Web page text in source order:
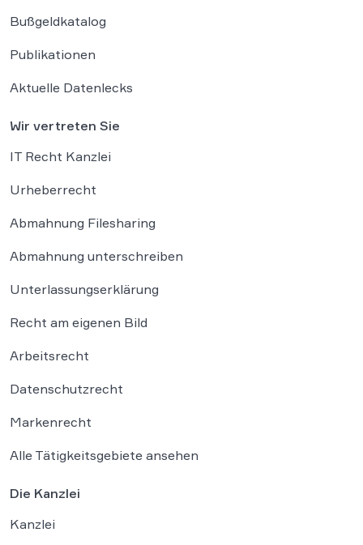
Bußgeldkatalog
Publikationen
Aktuelle Datenlecks
Wir vertreten Sie
IT Recht Kanzlei
Urheberrecht
Abmahnung Filesharing
Abmahnung unterschreiben
Unterlassungserklärung
Recht am eigenen Bild
Arbeitsrecht
Datenschutzrecht
Markenrecht
Alle Tätigkeitsgebiete ansehen
Die Kanzlei
Kanzlei